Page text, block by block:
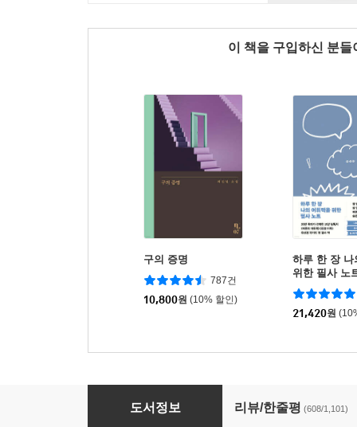
이 책을 구입하신 분
구의 증명
787건
10,800원 (10% 할인)
하루 한 장 나
위한 필사 노
21,420원
물고기는 존재하지 않는다
도서정보 리뷰/한줄평 (608/1,101)